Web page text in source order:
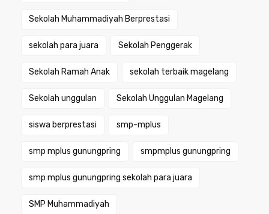
Sekolah Muhammadiyah Berprestasi
sekolah para juara Sekolah Penggerak
Sekolah Ramah Anak sekolah terbaik magelang
Sekolah unggulan Sekolah Unggulan Magelang
siswa berprestasi smp-mplus
smp mplus gunungpring smpmplus gunungpring
smp mplus gunungpring sekolah para juara
SMP Muhammadiyah